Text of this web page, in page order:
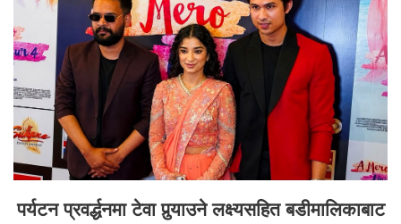
पर्यटन प्रवर्द्धनमा टेवा पुर्‍याउने लक्ष्यसहित बडीमालिकाबाट